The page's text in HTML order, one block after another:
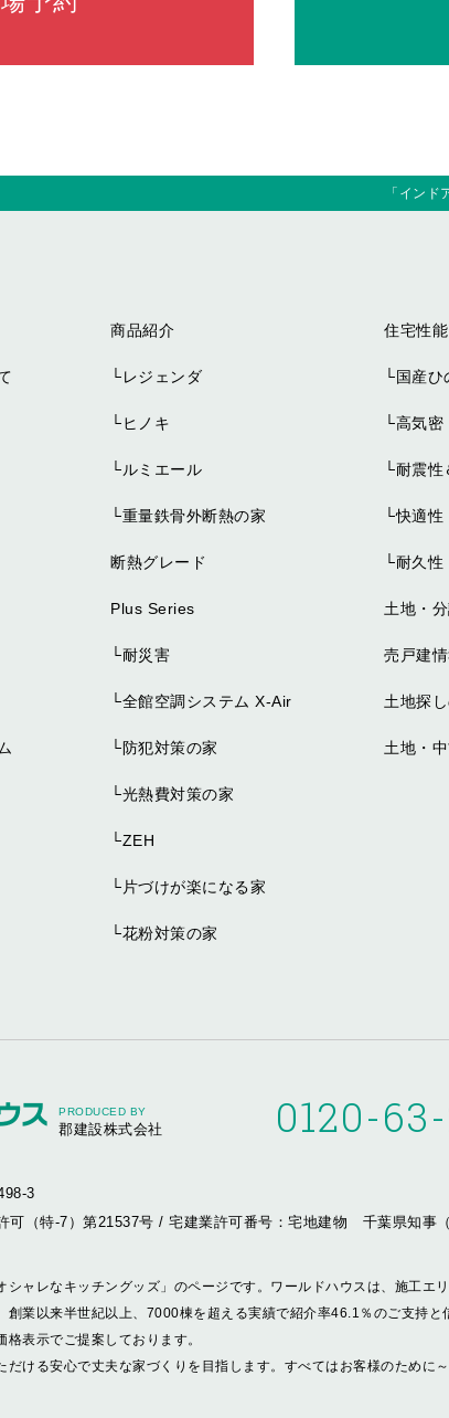
「イン
商品紹介
└レジェンダ
└ヒノキ
└ルミエール
└重量鉄骨外断熱の家
断熱グレード
Plus Series
└耐災害
└全館空調システム X-Air
└防犯対策の家
└光熱費対策の家
└ZEH
└片づけが楽になる家
└花粉対策の家
住宅性能
└国産ひ
└高気密
└耐震性
└快適性
└耐久性
土地・
売戸建
土地探
土地・
PRODUCED BY
郡建設株式会社 0120-
3
可（特-7）第21537号 / 宅建業許可番号：宅地建物 千葉県知事
シャレなキッチングッズ」のページです。ワールドハウスは、施工
創業以来半世紀以上、7000棟を超える実績で紹介率46.1％のご支持
表示でご提案しております。
だける安心で丈夫な家づくりを目指します。すべてはお客様のために